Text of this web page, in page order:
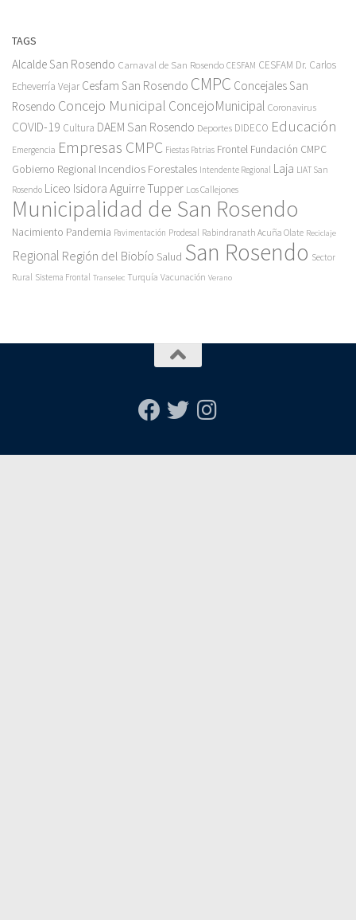
TAGS
Alcalde San Rosendo Carnaval de San Rosendo CESFAM CESFAM Dr. Carlos
Echeverría Vejar Cesfam San Rosendo CMPC Concejales San
Rosendo Concejo Municipal ConcejoMunicipal Coronavirus
COVID-19 Cultura DAEM San Rosendo Deportes DIDECO Educación
Emergencia Empresas CMPC Fiestas Patrias Frontel Fundación CMPC
Gobierno Regional Incendios Forestales Intendente Regional Laja LIAT San
Rosendo Liceo Isidora Aguirre Tupper Los Callejones
Municipalidad de San Rosendo
Nacimiento Pandemia Pavimentación Prodesal Rabindranath Acuña Olate Reciclaje
Regional Región del Biobío Salud San Rosendo Sector
Rural Sistema Frontal Transelec Turquía Vacunación Verano